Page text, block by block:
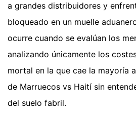
a grandes distribuidores y
bloqueado en un muelle
ocurre cuando se evalúan los
analizando únicamente los
mortal en la que cae la mayoría
de Marruecos vs Haití sin
del suelo fabril.